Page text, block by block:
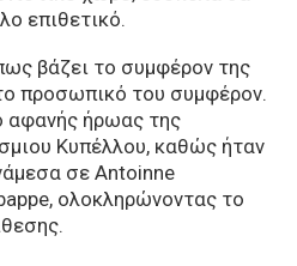
επιθετικό.
βάζει το συμφέρον της
προσωπικό του συμφέρον.
αφανής ήρωας της
Κυπέλλου, καθώς ήταν
σε Antoinne
ολοκληρώνοντας το